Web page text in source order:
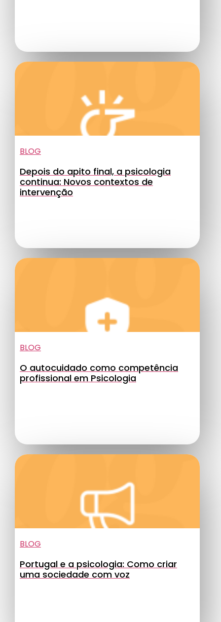
BLOG
Depois do apito final, a psicologia
continua: Novos contextos de
intervenção
BLOG
O autocuidado como competência
profissional em Psicologia
BLOG
Portugal e a psicologia: Como criar
uma sociedade com voz